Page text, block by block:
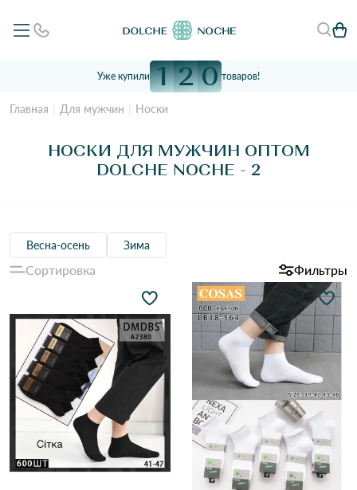
Уже купили 1 2 0 товаров!
Главная Для мужчин Носки
НОСКИ ДЛЯ МУЖЧИН ОПТОМ
DOLCHE NOCHE - 2
Весна-осень Зима
Сортировка Фильтры